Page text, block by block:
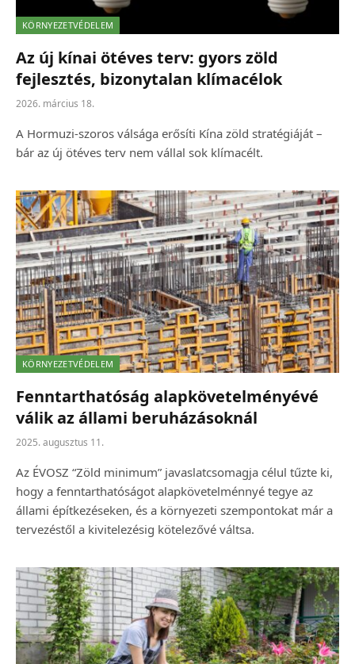
KÖRNYEZETVÉDELEM
Az új kínai ötéves terv: gyors zöld
fejlesztés, bizonytalan klímacélok
2026. március 18.
A Hormuzi-szoros válsága erősíti Kína zöld stratégiáját –
bár az új ötéves terv nem vállal sok klímacélt.
KÖRNYEZETVÉDELEM
Fenntarthatóság alapkövetelményévé
válik az állami beruházásoknál
2025. augusztus 11.
Az ÉVOSZ “Zöld minimum” javaslatcsomagja célul tűzte ki,
hogy a fenntarthatóságot alapkövetelménnyé tegye az
állami építkezéseken, és a környezeti szempontokat már a
tervezéstől a kivitelezésig kötelezővé váltsa.